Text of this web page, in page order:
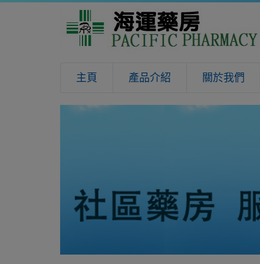
主頁 產品介紹 關於我們